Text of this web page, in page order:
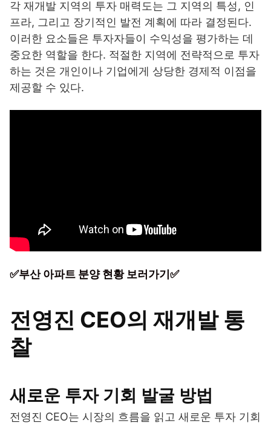
각 재개발 지역의 투자 매력도는 그 지역의 특성, 인
프라, 그리고 장기적인 발전 계획에 따라 결정된다.
이러한 요소들은 투자자들이 수익성을 평가하는 데
중요한 역할을 한다. 적절한 지역에 전략적으로 투자
하는 것은 개인이나 기업에게 상당한 경제적 이점을
제공할 수 있다.
✅부산 아파트 분양 현황 보러가기✅
전영진 CEO의 재개발 통
찰
새로운 투자 기회 발굴 방법
전영진 CEO는 시장의 흐름을 읽고 새로운 투자 기회